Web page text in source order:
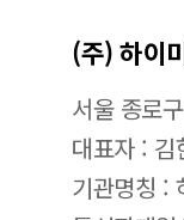
(주) 하이
서울 종로
대표자 :
기관명칭 :